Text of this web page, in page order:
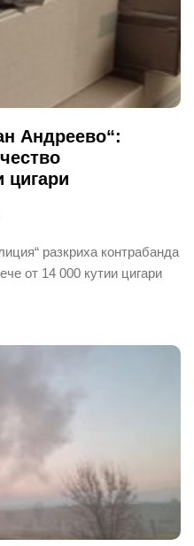
Андреево“:
цигари
разкриха контрабанда
от 14 000 кутии цигари